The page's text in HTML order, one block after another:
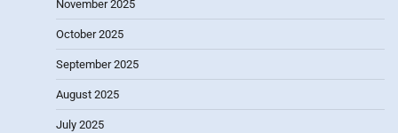
November 2025
October 2025
September 2025
August 2025
July 2025